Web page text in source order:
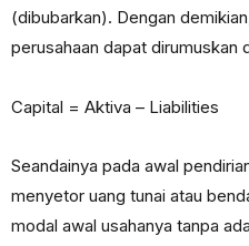
(dibubarkan). Dengan
perusahaan dapat dirumuskan
Capital = Aktiva – Liabilities
Seandainya pada awal
menyetor uang tunai atau
modal awal usahanya tanpa